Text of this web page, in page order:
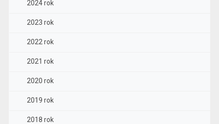
2024 rok
2023 rok
2022 rok
2021 rok
2020 rok
2019 rok
2018 rok